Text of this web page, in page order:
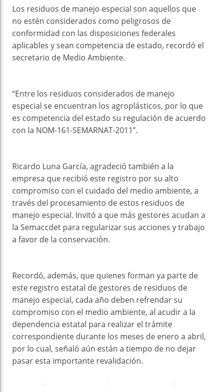
Los residuos de manejo especial son aquellos que
no estén considerados como peligrosos de
conformidad con las disposiciones federales
aplicables y sean competencia de estado, recordó el
secretario de Medio Ambiente.
“Entre los residuos considerados de manejo
especial se encuentran los agroplásticos, por lo que
es competencia del estado su regulación de acuerdo
con la NOM-161-SEMARNAT-2011”.
Ricardo Luna García, agradeció también a la
empresa que recibió este registro por su alto
compromiso con el cuidado del medio ambiente, a
través del procesamiento de estos residuos de
manejo especial. Invitó a que más gestores acudan a
la Semaccdet para regularizar sus acciones y trabajo
a favor de la conservación.
Recordó, además, que quienes forman ya parte de
este registro estatal de gestores de residuos de
manejo especial, cada año deben refrendar su
compromiso con el medio ambiente, al acudir a la
dependencia estatal para realizar el trámite
correspondiente durante los meses de enero a abril,
por lo cual, señaló aún están a tiempo de no dejar
pasar esta importante revalidación.